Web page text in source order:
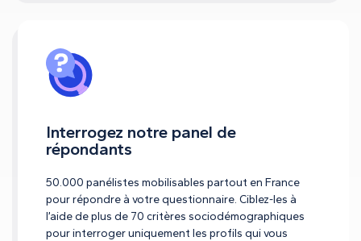
Interrogez notre panel de
répondants
50.000 panélistes mobilisables partout en France
pour répondre à votre questionnaire. Ciblez-les à
l’aide de plus de 70 critères sociodémographiques
pour interroger uniquement les profils qui vous